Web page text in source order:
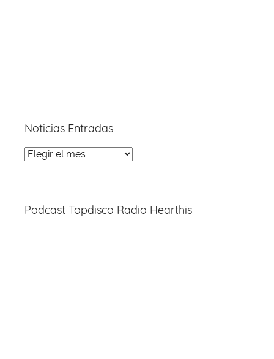
Noticias Entradas
Noticias
Podcast Topdisco Radio Hearthis